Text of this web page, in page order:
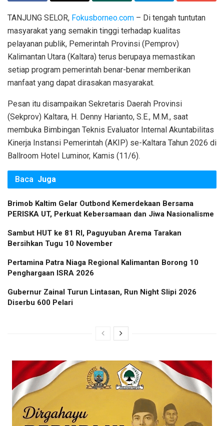
TANJUNG SELOR, Fokusborneo.com – Di tengah tuntutan
masyarakat yang semakin tinggi terhadap kualitas
pelayanan publik, Pemerintah Provinsi (Pemprov)
Kalimantan Utara (Kaltara) terus berupaya memastikan
setiap program pemerintah benar-benar memberikan
manfaat yang dapat dirasakan masyarakat.
Pesan itu disampaikan Sekretaris Daerah Provinsi
(Sekprov) Kaltara, H. Denny Harianto, S.E., M.M., saat
membuka Bimbingan Teknis Evaluator Internal Akuntabilitas
Kinerja Instansi Pemerintah (AKIP) se-Kaltara Tahun 2026 di
Ballroom Hotel Luminor, Kamis (11/6).
Baca Juga
Brimob Kaltim Gelar Outbond Kemerdekaan Bersama
PERISKA UT, Perkuat Kebersamaan dan Jiwa Nasionalisme
Sambut HUT ke 81 RI, Paguyuban Arema Tarakan
Bersihkan Tugu 10 November
Pertamina Patra Niaga Regional Kalimantan Borong 10
Penghargaan ISRA 2026
Gubernur Zainal Turun Lintasan, Run Night Slipi 2026
Diserbu 600 Pelari